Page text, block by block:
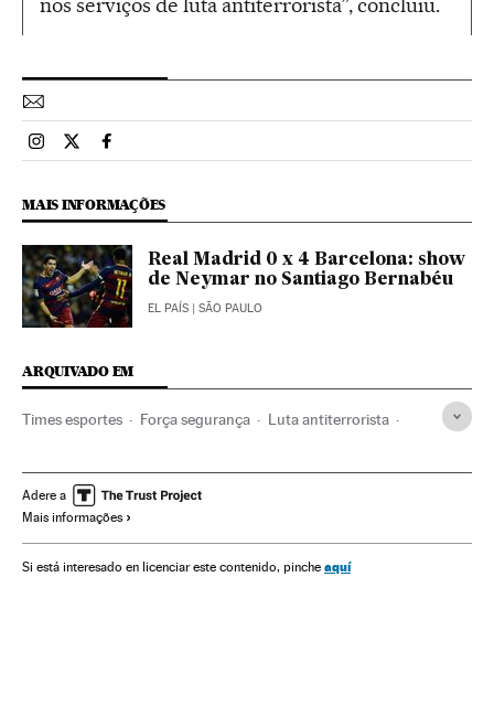
Esportes El País Brasil en Instagram
Esportes El País Brasil en Twitter
Esportes El País Brasil en Facebook
MAIS INFORMAÇÕES
Real Madrid 0 x 4 Barcelona: show
de Neymar no Santiago Bernabéu
EL PAÍS | SÃO PAULO
ARQUIVADO EM
Times esportes Força segurança Luta antiterrorista
Terrorismo Justiça Campeonato espanhol
Segurança antiterrorista
La Liga Primeira divisão Liga futebol Polícia
Adere a
Mais informações
Si está interesado en licenciar este contenido, pinche aquí